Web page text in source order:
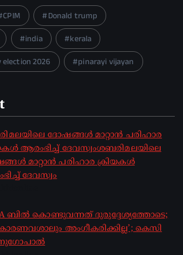
CPIM
Donald trump
india
kerala
election 2026
pinarayi vijayan
ദോഷങ്ങൾ മാറ്റാൻ പരിഹാര
ആരംഭിച്ച് ദേവസ്വംശബരിമലയിലെ
മാറ്റാൻ പരിഹാര ക്രിയകൾ
ദേവസ്വം
ബിൽ കൊണ്ടുവന്നത് ദുരുദ്ദേശ്യത്തോടെ;
അം​ഗീകരിക്കില്ല’; കെസി